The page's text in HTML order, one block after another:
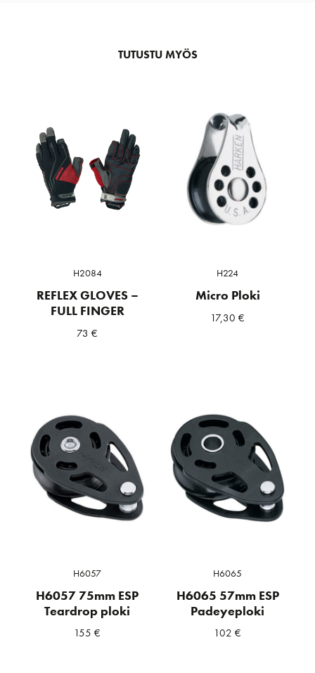
TUTUSTU MYÖS
H2084
REFLEX GLOVES –
FULL FINGER
73€
H224
Micro Ploki
17,30€
H6057
H6057 75mm ESP
Teardrop ploki
155€
H6065
H6065 57mm ESP
Padeyeploki
102€